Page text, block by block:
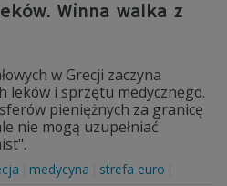
Winna walka z
w Grecji zaczyna
leków i sprzętu medycznego.
pieniężnych za granicę
nie mogą uzupełniać
medycyna strefa euro